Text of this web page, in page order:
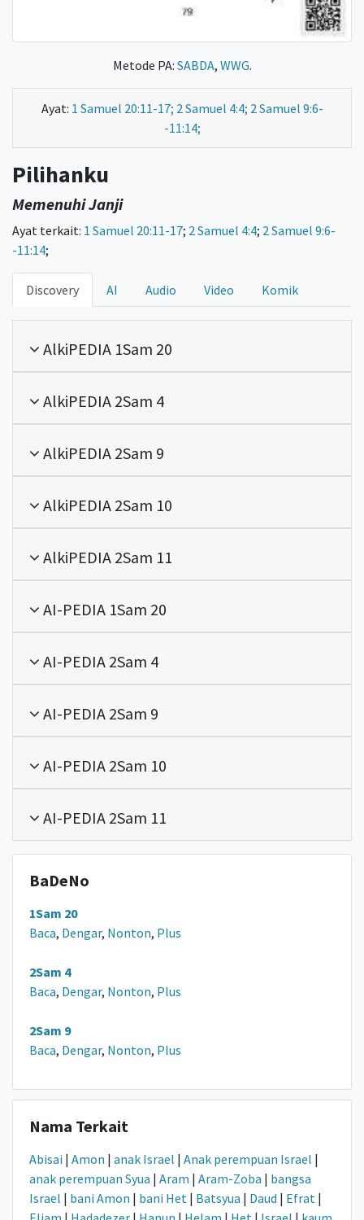
Metode PA: SABDA, WWG.
Ayat: 1 Samuel 20:11-17; 2 Samuel 4:4; 2 Samuel 9:6-
-11:14;
Pilihanku
Memenuhi Janji
Ayat terkait: 1 Samuel 20:11-17; 2 Samuel 4:4; 2 Samuel 9:6-
-11:14;
Discovery AI Audio Video Komik
AlkiPEDIA 1Sam 20
AlkiPEDIA 2Sam 4
AlkiPEDIA 2Sam 9
AlkiPEDIA 2Sam 10
AlkiPEDIA 2Sam 11
AI-PEDIA 1Sam 20
AI-PEDIA 2Sam 4
AI-PEDIA 2Sam 9
AI-PEDIA 2Sam 10
AI-PEDIA 2Sam 11
BaDeNo
1Sam 20
Baca, Dengar, Nonton, Plus
2Sam 4
Baca, Dengar, Nonton, Plus
2Sam 9
Baca, Dengar, Nonton, Plus
Nama Terkait
Abisai | Amon | anak Israel | Anak perempuan Israel |
anak perempuan Syua | Aram | Aram-Zoba | bangsa
Israel | bani Amon | bani Het | Batsyua | Daud | Efrat |